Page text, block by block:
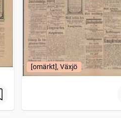
[omärkt], Växjö